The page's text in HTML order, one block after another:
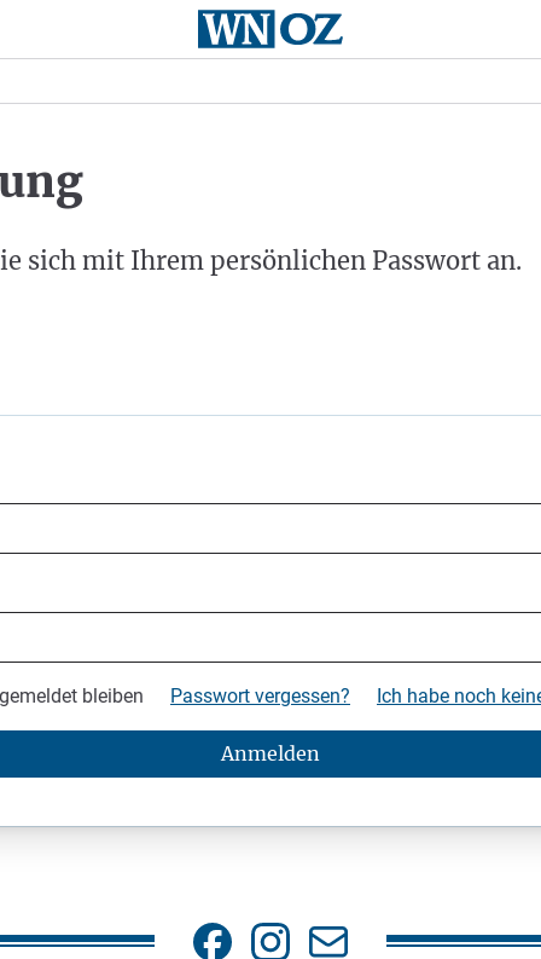
sich mit Ihrem persönlichen Passwort an.
bleiben Passwort vergessen? Ich habe noch
Anmelden